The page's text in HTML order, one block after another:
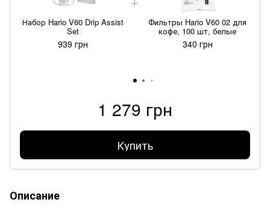
Набор Hario V60 Drip Assist
Set
939 грн
Фильтры Hario V60 02 для
кофе, 100 шт, белые
340 грн
1 279 грн
Купить
Описание